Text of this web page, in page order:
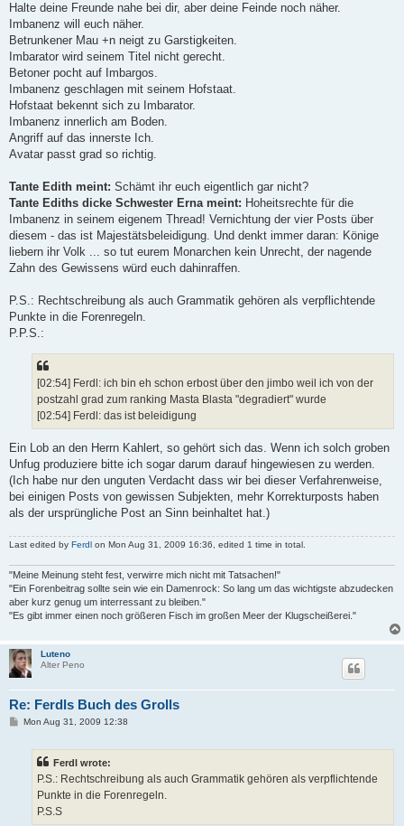
Halte deine Freunde nahe bei dir, aber deine Feinde noch näher.
Imbanenz will euch näher.
Betrunkener Mau +n neigt zu Garstigkeiten.
Imbarator wird seinem Titel nicht gerecht.
Betoner pocht auf Imbargos.
Imbanenz geschlagen mit seinem Hofstaat.
Hofstaat bekennt sich zu Imbarator.
Imbanenz innerlich am Boden.
Angriff auf das innerste Ich.
Avatar passt grad so richtig.
Tante Edith meint: Schämt ihr euch eigentlich gar nicht?
Tante Ediths dicke Schwester Erna meint: Hoheitsrechte für die
Imbanenz in seinem eigenem Thread! Vernichtung der vier Posts über
diesem - das ist Majestätsbeleidigung. Und denkt immer daran: Könige
liebern ihr Volk ... so tut eurem Monarchen kein Unrecht, der nagende
Zahn des Gewissens würd euch dahinraffen.
P.S.: Rechtschreibung als auch Grammatik gehören als verpflichtende
Punkte in die Forenregeln.
P.P.S.:
[02:54] Ferdl: ich bin eh schon erbost über den jimbo weil ich von der
postzahl grad zum ranking Masta Blasta "degradiert" wurde
[02:54] Ferdl: das ist beleidigung
Ein Lob an den Herrn Kahlert, so gehört sich das. Wenn ich solch groben
Unfug produziere bitte ich sogar darum darauf hingewiesen zu werden.
(Ich habe nur den unguten Verdacht dass wir bei dieser Verfahrenweise,
bei einigen Posts von gewissen Subjekten, mehr Korrekturposts haben
als der ursprüngliche Post an Sinn beinhaltet hat.)
Last edited by Ferdl on Mon Aug 31, 2009 16:36, edited 1 time in total.
"Meine Meinung steht fest, verwirre mich nicht mit Tatsachen!"
"Ein Forenbeitrag sollte sein wie ein Damenrock: So lang um das wichtigste abzudecken
aber kurz genug um interressant zu bleiben."
"Es gibt immer einen noch größeren Fisch im großen Meer der Klugscheißerei."
Luteno
Alter Peno
Re: Ferdls Buch des Grolls
PMon Aug 31, 2009 12:38
Ferdl wrote:
P.S.: Rechtschreibung als auch Grammatik gehören als verpflichtende
Punkte in die Forenregeln.
P.S.S